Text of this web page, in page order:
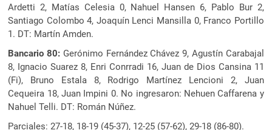
Ardetti 2, Matías Celesia 0, Nahuel Hansen 6, Pablo Bur 2,
Santiago Colombo 4, Joaquín Lenci Mansilla 0, Franco Portillo
1. DT: Martín Amden.
Bancario 80: Gerónimo Fernández Chávez 9, Agustín Carabajal
8, Ignacio Suarez 8, Enri Conrradi 16, Juan de Dios Cansina 11
(Fi), Bruno Estala 8, Rodrigo Martínez Lencioni 2, Juan
Cequeira 18, Juan Impini 0. No ingresaron: Nehuen Caffarena y
Nahuel Telli. DT: Román Núñez.
Parciales: 27-18, 18-19 (45-37), 12-25 (57-62), 29-18 (86-80).